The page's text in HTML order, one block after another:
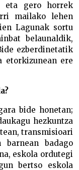
eta gero horrek
mailako lehen
Lagunak sortu
belaunaldik,
ezberdinetatik
etorkizunean ere
bide honetan;
hezkuntza
transmisioari
badago
eskola ordutegi
bertso eskola